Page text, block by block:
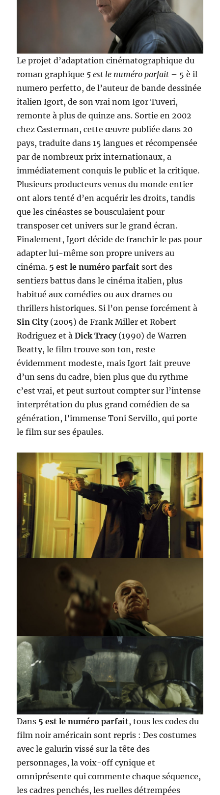
Le projet d’adaptation cinématographique du
roman graphique 5 est le numéro parfait – 5 è il
numero perfetto, de l’auteur de bande dessinée
italien Igort, de son vrai nom Igor Tuveri,
remonte à plus de quinze ans. Sortie en 2002
chez Casterman, cette œuvre publiée dans 20
pays, traduite dans 15 langues et récompensée
par de nombreux prix internationaux, a
immédiatement conquis le public et la critique.
Plusieurs producteurs venus du monde entier
ont alors tenté d’en acquérir les droits, tandis
que les cinéastes se bousculaient pour
transposer cet univers sur le grand écran.
Finalement, Igort décide de franchir le pas pour
adapter lui-même son propre univers au
cinéma. 5 est le numéro parfait sort des
sentiers battus dans le cinéma italien, plus
habitué aux comédies ou aux drames ou
thrillers historiques. Si l’on pense forcément à
Sin City(2005) de Frank Miller et Robert
Rodriguez et àDick Tracy(1990) de Warren
Beatty, le film trouve son ton, reste
évidemment modeste, mais Igort fait preuve
d’un sens du cadre, bien plus que du rythme
c’est vrai, et peut surtout compter sur l’intense
interprétation du plus grand comédien de sa
génération, l’immense Toni Servillo, qui porte
le film sur ses épaules.
Dans 5 est le numéro parfait, tous les codes du
film noir américain sont repris : Des costumes
avec le galurin vissé sur la tête des
personnages, la voix-off cynique et
omniprésente qui commente chaque séquence,
les cadres penchés, les ruelles détrempées